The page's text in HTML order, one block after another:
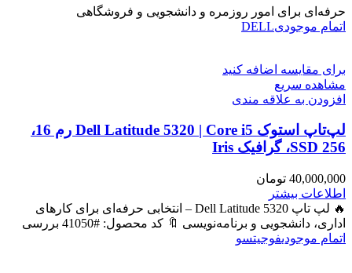
حرفه‌ای برای امور روزمره و دانشجویی و فروشگاهی
اتمام موجودیDELL
برای مقایسه اضافه کنید
مشاهده سریع
افزودن به علاقه مندی
لپ‌تاپ استوک Dell Latitude 5320 | Core i5 رم 16،
SSD 256، گرافیک Iris
40,000,000 تومان
اطلاعات بیشتر
🔥 لپ تاپ Dell Latitude 5320 – انتخابی حرفه‌ای برای کارهای
اداری، دانشجویی و برنامه‌نویسی 🔖 کد محصول: #41050 بررسی
اتمام موجودیفوجیتسو